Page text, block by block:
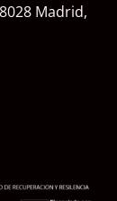
Madrid,